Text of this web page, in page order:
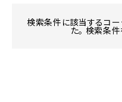
検索条件に該当するコー
た。 検索条件